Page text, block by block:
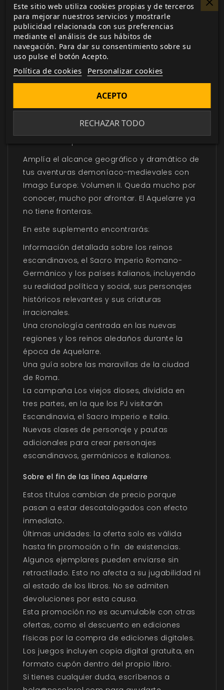
de María Magdalena y los caballeros
teutónicos tratan de sofocar una rebelión
contra el gobierno alemán. Este es el tiempo
de los últimos vikingos acechando en el mar
del Norte, de los emperadores y papas
tensando el tapiz de un mundo que verá
repletos de cadáveres y hombres
mismo Demonio, llegará la peste negra que
Amplía el alcance geográfico y dramático de
tus aventuras demoníaco-medievales con
Imago Europe: Volumen II. Queda mucho por
conocer, mucho por afrontar. El Aquelarre ya
no tiene fronteras.
En este suplemento encontrarás:
Información detallada sobre los reinos
escandinavos, el Sacro Imperio Romano-
Germánico y los países italianos, incluyendo
su realidad política y social, sus personajes
históricos relevantes y sus criaturas
irracionales.
Una cronología centrada en las nuevas
regiones y los reinos aledaños durante la
época de Aquelarre.
Una guía sobre las maravillas de la ciudad
de Roma.
La campaña Los viejos dioses, dividida en
tres partes, en la que los PJ visitarán
Escandinavia, el Sacro Imperio e Italia.
Nuevas clases de personaje y pautas
adicionales para crear personajes
escandinavos, germánicos e italianos.
Sobre el fin de las línea Aquelarre
Estos títulos cambian de precio porque
pasan a estar descatalogados con efecto
inmediato.
Últimas unidades: la oferta solo es válida
hasta fin promoción o fin de existencias.
Algunos ejemplares pueden enviarse sin
retractilado. Esto no afecta a su jugabilidad ni
al estado de los libros. No se admiten
devoluciones por esta causa.
Esta promoción no es acumulable con otras
ofertas, como el descuento en ediciones
físicas por la compra de ediciones digitales.
Los juegos incluyen copia digital gratuita, en
formato cupón dentro del propio libro.
Si tienes cualquier duda, escríbenos a
Este sitio web utiliza cookies propias y de terceros
para mejorar nuestros servicios y mostrarle
publicidad relacionada con sus preferencias
mediante el análisis de sus hábitos de
navegación. Para dar su consentimiento sobre su
uso pulse el botón Acepto.
Política de cookies Personalizar cookies
RECHAZAR TODO
ACEPTO